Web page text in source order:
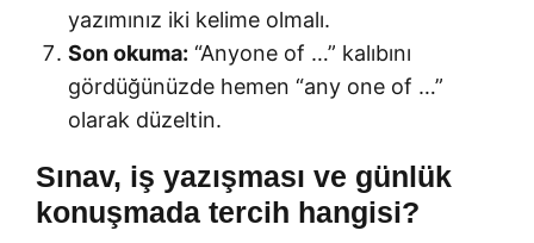
yazımınız iki kelime olmalı.
Son okuma: “Anyone of …” kalıbını
gördüğünüzde hemen “any one of …”
olarak düzeltin.
Sınav, iş yazışması ve günlük
konuşmada tercih hangisi?